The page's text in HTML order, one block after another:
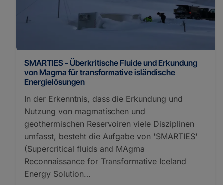
SMARTIES - Überkritische Fluide und Erkundung
von Magma für transformative isländische
Energielösungen
In der Erkenntnis, dass die Erkundung und
Nutzung von magmatischen und
geothermischen Reservoiren viele Disziplinen
umfasst, besteht die Aufgabe von 'SMARTIES'
(Supercritical fluids and MAgma
Reconnaissance for Transformative Iceland
Energy Solution…